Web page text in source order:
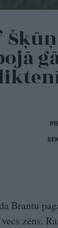
Brantu
zēns.